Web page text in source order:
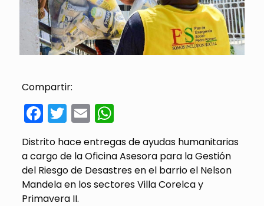
Compartir:
Facebook
Twitter
EmailWhatsApp
Distrito hace entregas de ayudas humanitarias
a cargo de la Oficina Asesora para la Gestión
del Riesgo de Desastres en el barrio el Nelson
Mandela en los sectores Villa Corelca y
Primavera II.